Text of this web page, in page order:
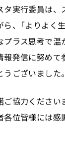
タ実行委員は、
、「よりよく
プラス思考で温
報発信に努めて
ございました。
ご協力ください
位皆様には感